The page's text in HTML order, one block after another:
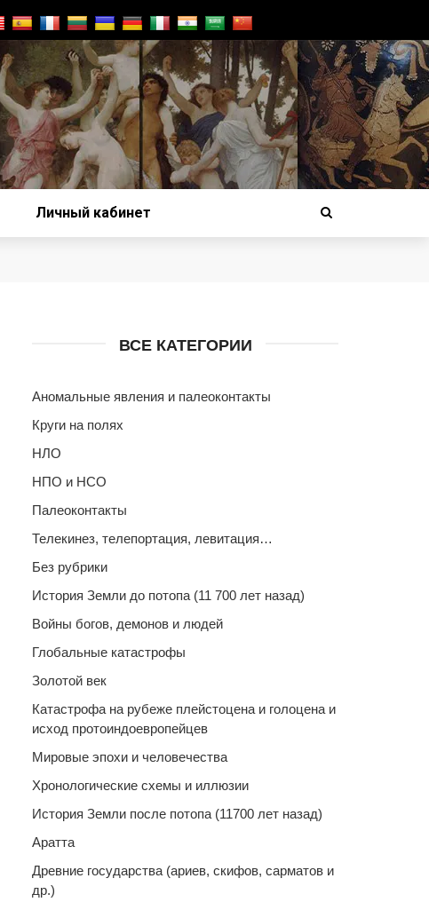
Личный кабинет
ВСЕ КАТЕГОРИИ
Аномальные явления и палеоконтакты
Круги на полях
НЛО
НПО и НСО
Палеоконтакты
Телекинез, телепортация, левитация…
Без рубрики
История Земли до потопа (11 700 лет назад)
Войны богов, демонов и людей
Глобальные катастрофы
Золотой век
Катастрофа на рубеже плейстоцена и голоцена и
исход протоиндоевропейцев
Мировые эпохи и человечества
Хронологические схемы и иллюзии
История Земли после потопа (11700 лет назад)
Аратта
Древние государства (ариев, скифов, сарматов и
др.)